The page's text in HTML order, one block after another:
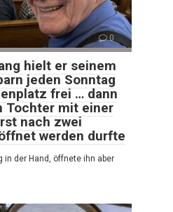
0
hielt er seinem
jeden Sonntag
frei … dann
Tochter mit einer
nach zwei
werden durfte
in der Hand, öffnete ihn aber